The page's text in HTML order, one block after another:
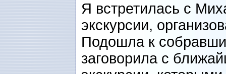
Я встретилась с
экскурсии,
Подошла к
заговорила с